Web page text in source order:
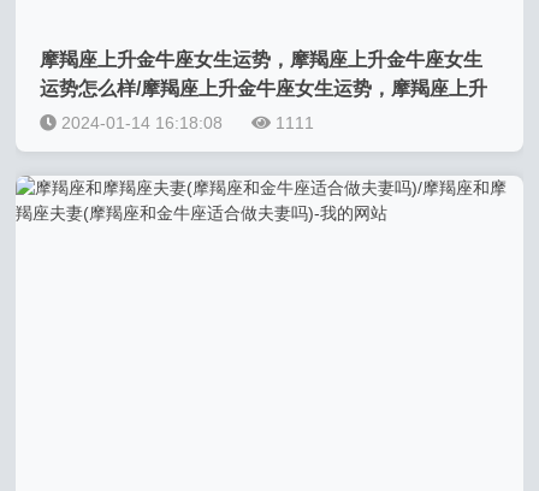
摩羯座上升金牛座女生运势，摩羯座上升金牛座女生
运势怎么样/摩羯座上升金牛座女生运势，摩羯座上升
金牛座女生运势怎么样-我的网站
2024-01-14 16:18:08 1111